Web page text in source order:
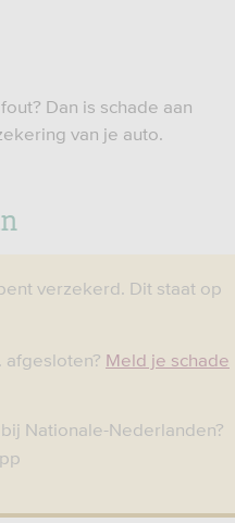
Dan is schade aan
van je auto.
verzekerd. Dit staat op
afgesloten? Meld je schade
Nationale-Nederlanden?